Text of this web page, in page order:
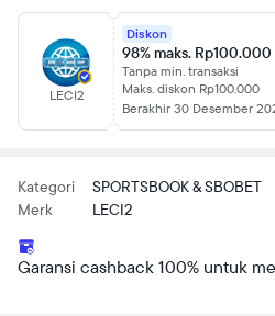
LECI2
Diskon
98% maks. Rp100.000
Tanpa min. transaksi
Maks. diskon Rp100.000
Berakhir 30 Desember
Kategori
SPORTSBOOK & SBOBET
Merk
LECI2
Garansi cashback 100% untuk